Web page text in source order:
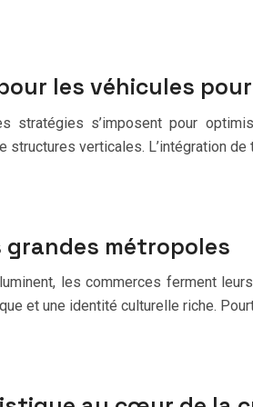
les véhicules
s’imposent pour
structures verticales. L’intégration
métropoles
les commerces ferment
et une identité culturelle riche.